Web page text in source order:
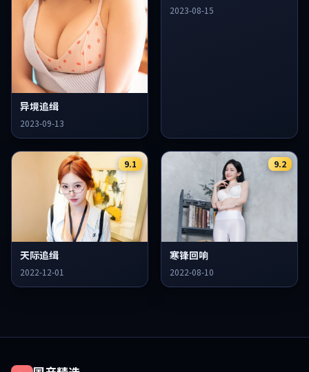
异境追缉
2023-09-13
2023-08-15
9.1
天际追缉
2022-12-01
9.2
寒锋回响
2022-08-10